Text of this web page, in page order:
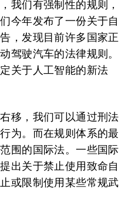
我们有强制性的规则，
今年发布了一份关于自
，发现目前许多国家正
驾驶汽车的法律规则。
关于人工智能的新法
移，我们可以通过刑法
为。而在规则体系的最
围的国际法。一些国际
出关于禁止使用致命自
或限制使用某些常规武